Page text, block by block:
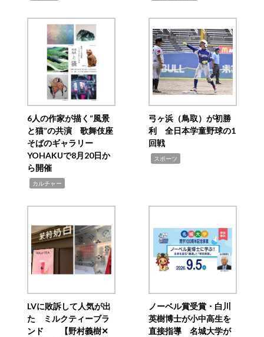
6人の作家が描く“風景
と猫”の共演 歌舞伎座
そばのギャラリー
YOHAKUで8月20日か
ら開催
カルチャー
弓ヶ浜（鳥取）が初勝
利 全日本学童野球の1
回戦
スポーツ
LVに敗訴して人気が出
た ミルクティーブラ
ンド 【野村義樹✕
ノーベル賞受賞・白川
英樹博士が小中高生を
直接指導 名城大学が